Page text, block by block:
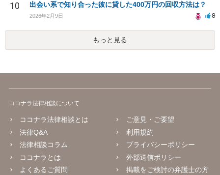
10 出会い系で知り合った彼に貸した400万円の回収方法は？
2026年2月9日 8
もっと見る
ココナラ法律相談について
ココナラ法律相談とは
法律Q&A
法律相談コラム
ココナラとは
よくあるご質問
ご意見・ご要望
利用規約
プライバシーポリシー
外部送信ポリシー
掲載をご検討の弁護士の方